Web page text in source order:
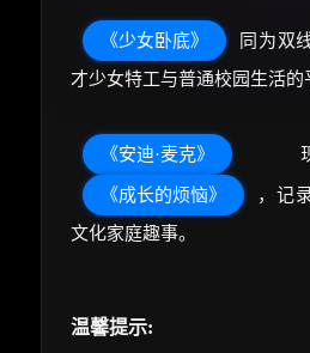
《少女卧底》
同为双
才少女特工与普通校园生活的
《安迪·麦克》
《成长的烦恼》
，记
文化家庭趣事。
温馨提示: